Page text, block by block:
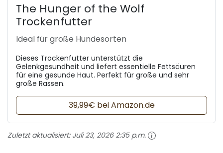
The Hunger of the Wolf
Trockenfutter
Ideal für große Hundesorten
Dieses Trockenfutter unterstützt die
Gelenkgesundheit und liefert essentielle Fettsäuren
für eine gesunde Haut. Perfekt für große und sehr
große Rassen.
39,99€ bei Amazon.de
Zuletzt aktualisiert: Juli 23, 2026 2:35 p.m.